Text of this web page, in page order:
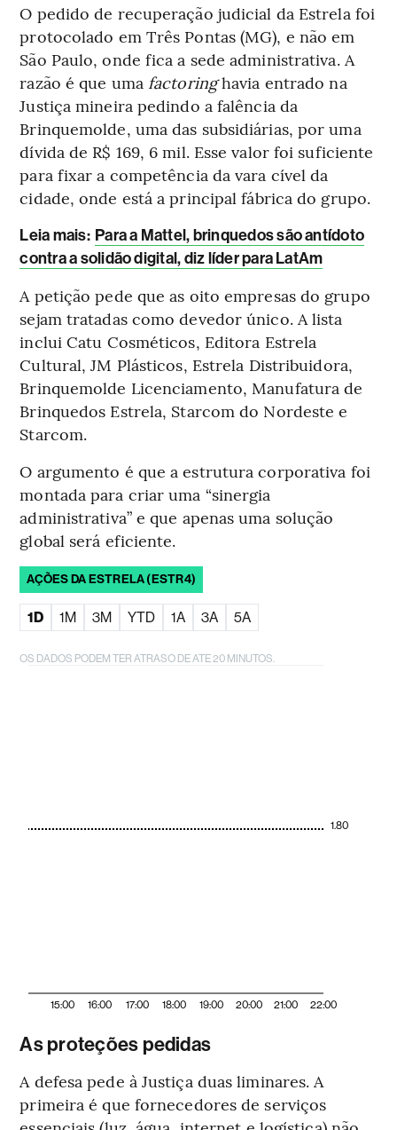
O pedido de recuperação judicial da Estrela foi
protocolado em Três Pontas (MG), e não em
São Paulo, onde fica a sede administrativa. A
razão é que uma factoringhavia entrado na
Justiça mineira pedindo a falência da
Brinquemolde, uma das subsidiárias, por uma
dívida de R$ 169, 6 mil. Esse valor foi suficiente
para fixar a competência da vara cível da
cidade, onde está a principal fábrica do grupo.
Leia mais: Para a Mattel, brinquedos são antídoto
contra a solidão digital, diz líder para LatAm
A petição pede que as oito empresas do grupo
sejam tratadas como devedor único. A lista
inclui Catu Cosméticos, Editora Estrela
Cultural, JM Plásticos, Estrela Distribuidora,
Brinquemolde Licenciamento, Manufatura de
Brinquedos Estrela, Starcom do Nordeste e
Starcom.
O argumento é que a estrutura corporativa foi
montada para criar uma “sinergia
administrativa” e que apenas uma solução
global será eficiente.
AÇÕES DA ESTRELA (ESTR4)
1D 1M 3M YTD 1A 3A 5A
OS DADOS PODEM TER ATRASO DE ATE 20 MINUTOS.
15:00 16:00 17:00 18:00 19:00 20:00 21:00 22:00
1.80
As proteções pedidas
A defesa pede à Justiça duas liminares. A
primeira é que fornecedores de serviços